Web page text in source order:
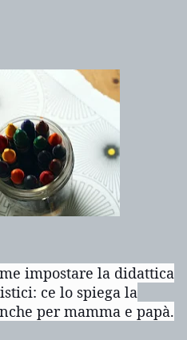
impostare la didattica
ce lo spiega la
per mamma e papà.